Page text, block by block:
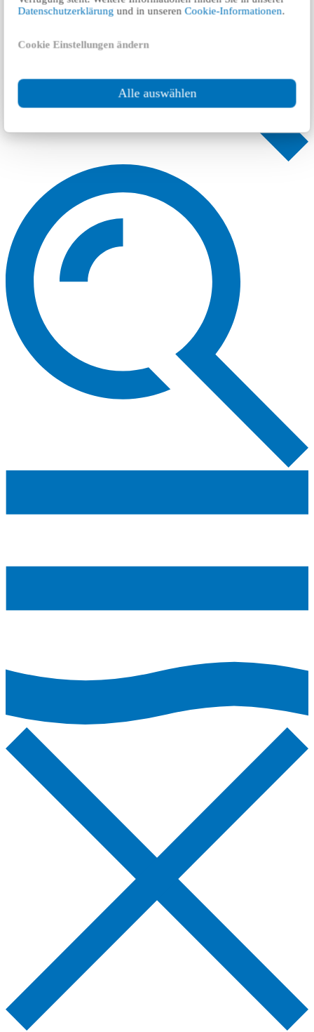
Datenschutzerklärung und in unserenCookie-Informationen.
Cookie Einstellungen ändern
Alle auswählen